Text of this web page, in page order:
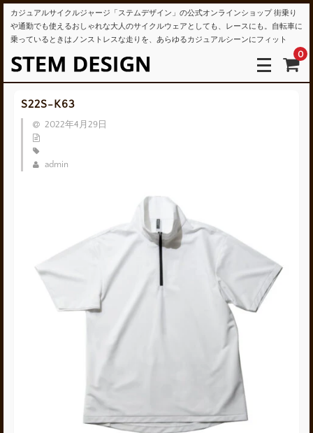
カジュアルサイクルジャージ「ステムデザイン」の公式オンラインショップ 街乗り
や通勤でも使えるおしゃれな大人のサイクルウェアとしても、レースにも。自転車に
乗っているときはノンストレスな走りを、あらゆるカジュアルシーンにフィット
0
S22S-K63
2022年4月29日
admin